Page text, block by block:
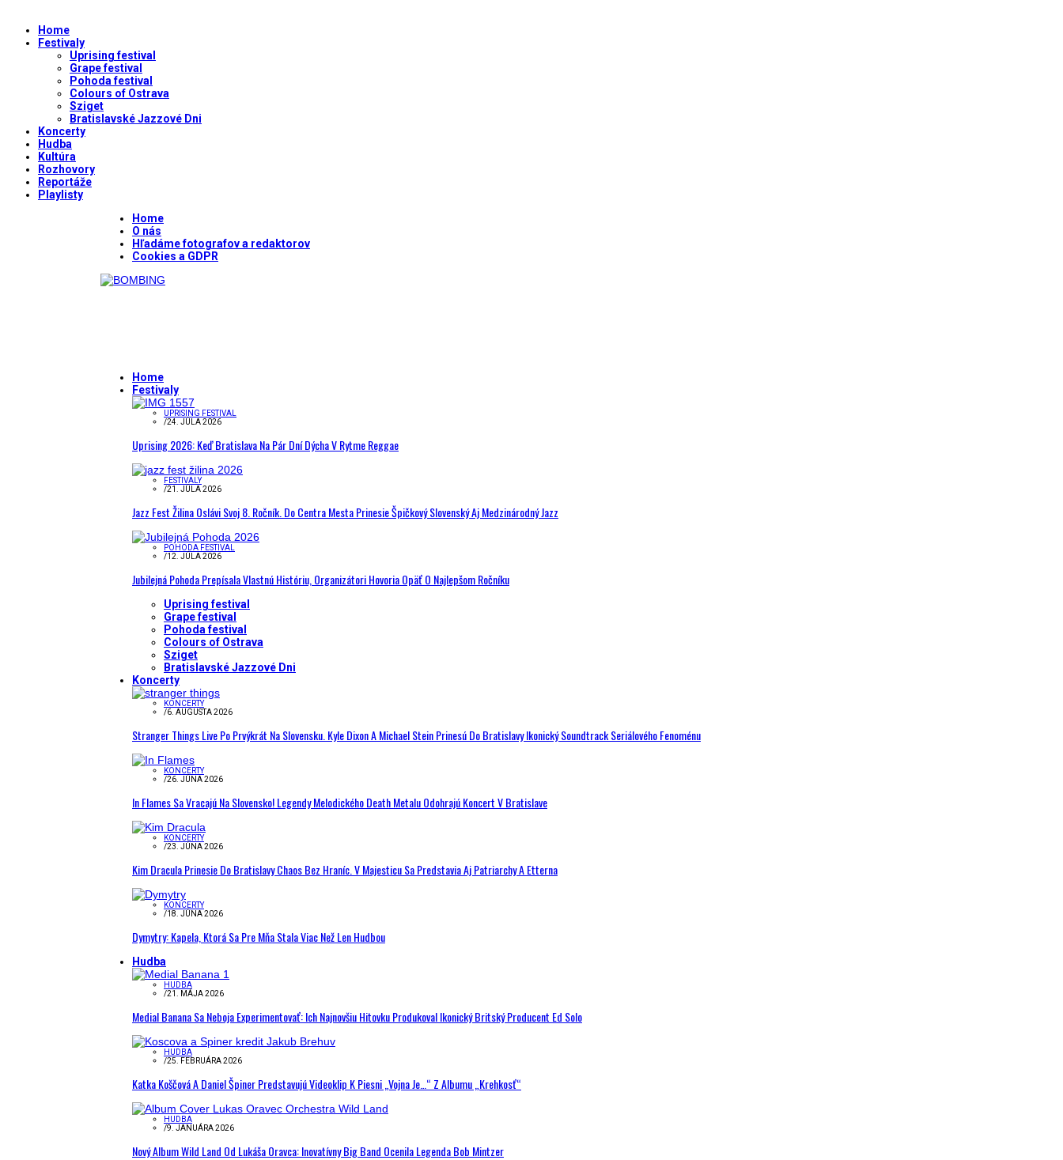
Home
Festivaly
Uprising festival
Grape festival
Pohoda festival
Colours of Ostrava
Sziget
Bratislavské Jazzové Dni
Koncerty
Hudba
Kultúra
Rozhovory
Reportáže
Playlisty
Home
O nás
Hľadáme fotografov a redaktorov
Cookies a GDPR
Home
Festivaly
UPRISING FESTIVAL
/24. JÚLA 2026
Uprising 2026: Keď Bratislava Na Pár Dní Dýcha V Rytme Reggae
FESTIVALY
/21. JÚLA 2026
Jazz Fest Žilina Oslávi Svoj 8. Ročník. Do Centra Mesta Prinesie Špičkový Slovenský Aj Medzinárodný Jazz
POHODA FESTIVAL
/12. JÚLA 2026
Jubilejná Pohoda Prepísala Vlastnú Históriu, Organizátori Hovoria Opäť O Najlepšom Ročníku
Uprising festival
Grape festival
Pohoda festival
Colours of Ostrava
Sziget
Bratislavské Jazzové Dni
Koncerty
KONCERTY
/6. AUGUSTA 2026
Stranger Things Live Po Prvýkrát Na Slovensku. Kyle Dixon A Michael Stein Prinesú Do Bratislavy Ikonický Soundtrack Seriálového Fenoménu
KONCERTY
/26. JÚNA 2026
In Flames Sa Vracajú Na Slovensko! Legendy Melodického Death Metalu Odohrajú Koncert V Bratislave
KONCERTY
/23. JÚNA 2026
Kim Dracula Prinesie Do Bratislavy Chaos Bez Hraníc. V Majesticu Sa Predstavia Aj Patriarchy A Etterna
KONCERTY
/18. JÚNA 2026
Dymytry: Kapela, Ktorá Sa Pre Mňa Stala Viac Než Len Hudbou
Hudba
HUDBA
/21. MÁJA 2026
Medial Banana Sa Neboja Experimentovať: Ich Najnovšiu Hitovku Produkoval Ikonický Britský Producent Ed Solo
HUDBA
/25. FEBRUÁRA 2026
Katka Koščová A Daniel Špiner Predstavujú Videoklip K Piesni „Vojna Je…“ Z Albumu „Krehkosť“
HUDBA
/9. JANUÁRA 2026
Nový Album Wild Land Od Lukáša Oravca: Inovatívny Big Band Ocenila Legenda Bob Mintzer